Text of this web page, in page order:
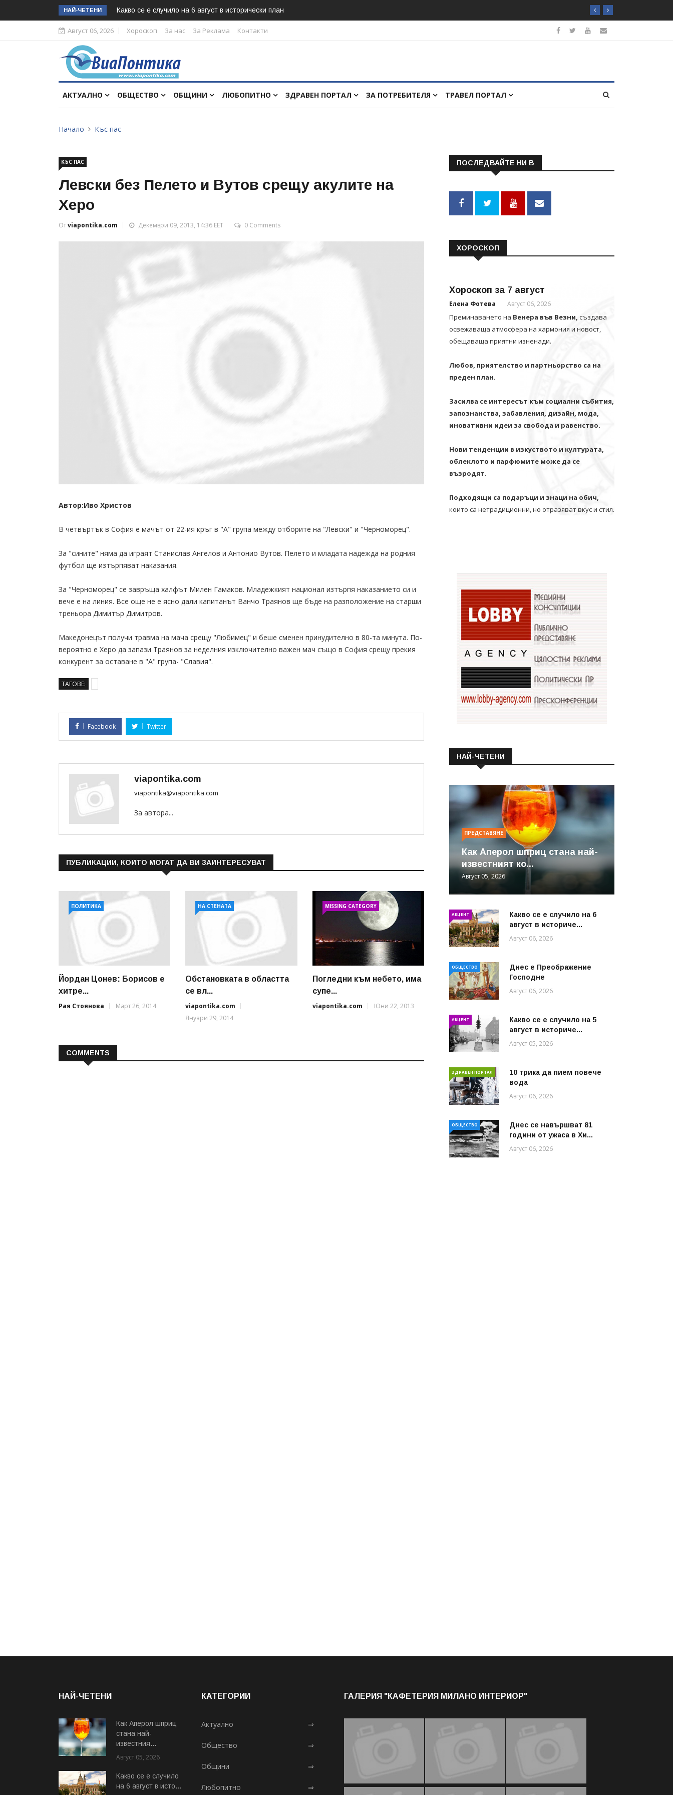
НАЙ-ЧЕТЕНИ Какво се е случило на 6 август в исторически план
Август 06, 2026 Хороскоп За нас За Реклама Контакти
АКТУАЛНО ОБЩЕСТВО ОБЩИНИ ЛЮБОПИТНО ЗДРАВЕН ПОРТАЛ ЗА ПОТРЕБИТЕЛЯ ТРАВЕЛ ПОРТАЛ
Начало Къс пас
КЪС ПАС
Левски без Пелето и Вутов срещу акулите на
Херо
Отviapontika.com Декември 09, 2013, 14:36 EET 0 Comments
Автор:Иво Христов
В четвъртък в София е мачът от 22-ия кръг в "А" група между отборите на "Левски" и "Черноморец".
За "сините" няма да играят Станислав Ангелов и Антонио Вутов. Пелето и младата надежда на родния
футбол ще изтърпяват наказания.
За "Черноморец" се завръща халфът Милен Гамаков. Младежкият национал изтърпя наказанието си и
вече е на линия. Все още не е ясно дали капитанът Ванчо Траянов ще бъде на разположение на старши
треньора Димитър Димитров.
Македонецът получи травма на мача срещу "Любимец" и беше сменен принудително в 80-та минута. По-
вероятно е Херо да запази Траянов за неделния изключително важен мач също в София срещу прекия
конкурент за оставане в "А" група- "Славия".
ТАГОВЕ:
Facebook Twitter
viapontika.com
viapontika@viapontika.com
За автора...
ПУБЛИКАЦИИ, КОИТО МОГАТ ДА ВИ ЗАИНТЕРЕСУВАТ
ПОЛИТИКА
Йордан Цонев: Борисов е
хитре...
Рая Стоянова
Март 26, 2014
НА СТЕНАТА
Обстановката в областта
се вл...
viapontika.com
Януари 29, 2014
MISSING CATEGORY
Погледни към небето, има
супе...
viapontika.com
Юни 22, 2013
COMMENTS
ПОСЛЕДВАЙТЕ НИ В
ХОРОСКОП
Хороскоп за 7 август
Елена Фотева Август 06, 2026
Преминаването на Венера във Везни, създава
освежаваща атмосфера на хармония и новост,
обещаваща приятни изненади.
Любов, приятелство и партньорство са на
преден план.
Засилва се интересът към социални събития,
запознанства, забавления, дизайн, мода,
иновативни идеи за свобода и равенство.
Нови тенденции в изкуството и културата,
облеклото и парфюмите може да се
възродят.
Подходящи са подаръци и знаци на обич,
които са нетрадиционни, но отразяват вкус и стил.
НАЙ-ЧЕТЕНИ
ПРЕДСТАВЯНЕ
Как Аперол шприц стана най-
известният ко...
Август 05, 2026
АКЦЕНТ
Какво се е случило на 6
август в историче...
Август 06, 2026
ОБЩЕСТВО
Днес е Преображение
Господне
Август 06, 2026
АКЦЕНТ
Какво се е случило на 5
август в историче...
Август 05, 2026
ЗДРАВЕН ПОРТАЛ
10 трика да пием повече
вода
Август 06, 2026
ОБЩЕСТВО
Днес се навършват 81
години от ужаса в Хи...
Август 06, 2026
НАЙ-ЧЕТЕНИ
Как Аперол шприц
стана най-
известния...
Август 05, 2026
Какво се е случило
на 6 август в исто...
КАТЕГОРИИ
Актуално ⇒
Общество ⇒
Общини ⇒
Любопитно ⇒
ГАЛЕРИЯ "КАФЕТЕРИЯ МИЛАНО ИНТЕРИОР"